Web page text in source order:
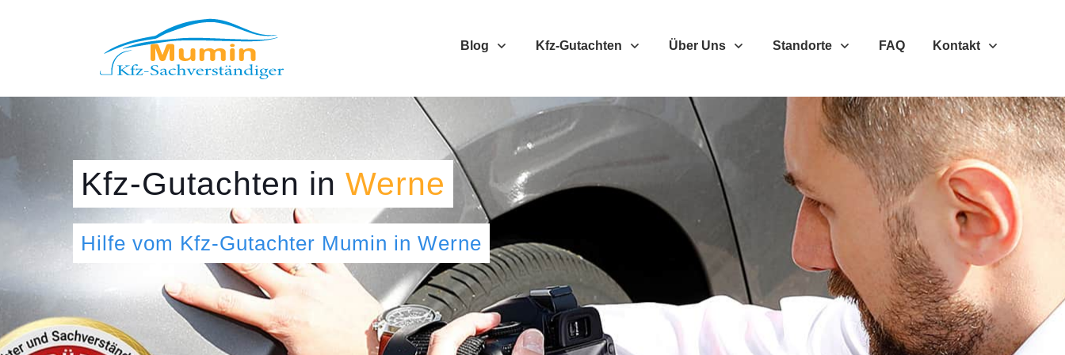
Blog Kfz-Gutachten Über Uns Standorte FAQ Kontakt
Kfz-Gutachten in Werne
Hilfe vom Kfz-Gutachter Mumin in Werne